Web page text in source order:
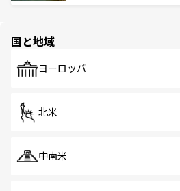
で、ホーカーズは地元の風情
国と地域
ヨーロッパ
北米
中南米